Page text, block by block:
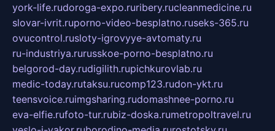
york-life.rudoroga-expo.ruribery.rucleanmedicine.ru
slovar-ivrit.ruporno-video-besplatno.ruseks-365.ru
ovucontrol.rusloty-igrovyye-avtomaty.ru
ru-industriya.rurusskoe-porno-besplatno.ru
belgorod-day.rudigilith.rupichkurovlab.ru
medic-today.rutaksu.rucomp123.rudon-ykt.ru
teensvoice.ruimgsharing.rudomashnee-porno.ru
eva-elfie.rufoto-tur.rubiz-doska.rumetropoltravel.ru